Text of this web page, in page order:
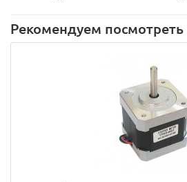
Рекомендуем посмотреть